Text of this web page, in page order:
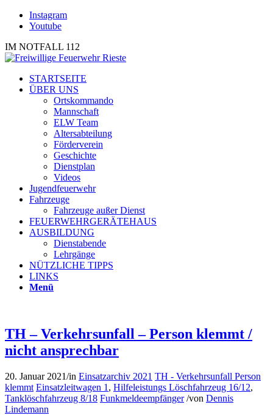
Instagram
Youtube
IM NOTFALL 112
STARTSEITE
ÜBER UNS
Ortskommando
Mannschaft
ELW Team
Altersabteilung
Förderverein
Geschichte
Dienstplan
Videos
Jugendfeuerwehr
Fahrzeuge
Fahrzeuge außer Dienst
FEUERWEHRGERÄTEHAUS
AUSBILDUNG
Dienstabende
Lehrgänge
NÜTZLICHE TIPPS
LINKS
Menü
TH – Verkehrsunfall – Person klemmt /
nicht ansprechbar
20. Januar 2021/in Einsatzarchiv 2021 TH - Verkehrsunfall Person
klemmt Einsatzleitwagen 1 , Hilfeleistungs Löschfahrzeug 16/12,
Tanklöschfahrzeug 8/18 Funkmeldeempfänger /von Dennis
Lindemann